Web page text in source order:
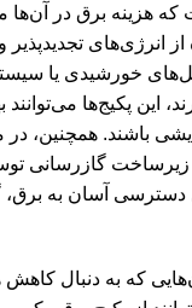
هزینه برق در آن‌ها
انرژی‌های تجدیدپذیر
خورشیدی یا
این پکیج‌ها می‌توانند
باشند. همچنین، در
گازرسانی
آسان به برق،
که به دنبال کاهش